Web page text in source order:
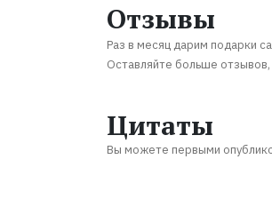
Отзывы
Раз в месяц дарим подарки
Оставляйте больше
Цитаты
Вы можете первыми